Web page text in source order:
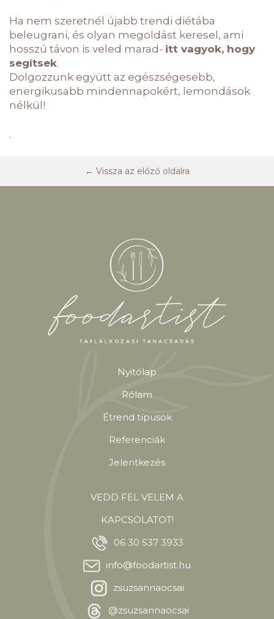
Ha nem szeretnél újabb trendi diétába
beleugrani, és olyan megoldást keresel, ami
hosszú távon is veled marad- itt vagyok, hogy
segítsek.
Dolgozzunk együtt az egészségesebb,
energikusabb mindennapokért, lemondások
nélkül!
.
← Vissza az előző oldalra
Nyitólap
Rólam
Étrend típusok
Referenciák
Jelentkezés
VEDD FEL VELEM A
KAPCSOLATOT!
06 30 537 3933
info@foodartist.hu
zsuzsannaocsai
@zsuzsannaocsai